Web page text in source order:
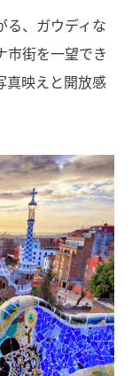
る、ガウディな
市街を一望でき
真映えと開放感